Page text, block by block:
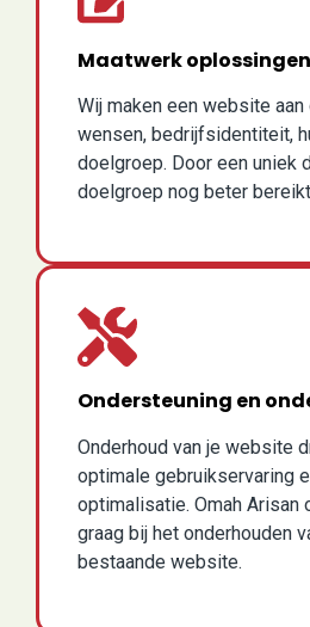
Maatwerk oplossingen
Wij maken een website aan
wensen, bedrijfsidentiteit,
doelgroep. Door een uniek
doelgroep nog beter
Ondersteuning en
Onderhoud van je website
optimale gebruikservaring
optimalisatie. Omah Arisan
graag bij het onderhouden
bestaande website.